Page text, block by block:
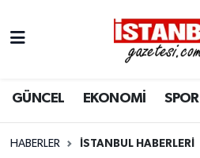
GÜNCEL EKONOMİ SPOR
HABERLER İSTANBUL HABERLERI
EKONOMİ
İSTANBUL
Nöbetçi Eczaneler
Hava Durumu
Trafik Durumu